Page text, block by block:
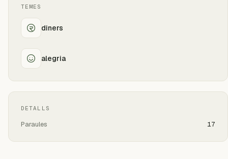
TEMES
diners
alegria
DETALLS
Paraules 17